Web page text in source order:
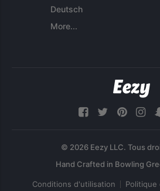
Deutsch
More...
© 2026 Eezy LLC. Tous
Conditions d'utilisation